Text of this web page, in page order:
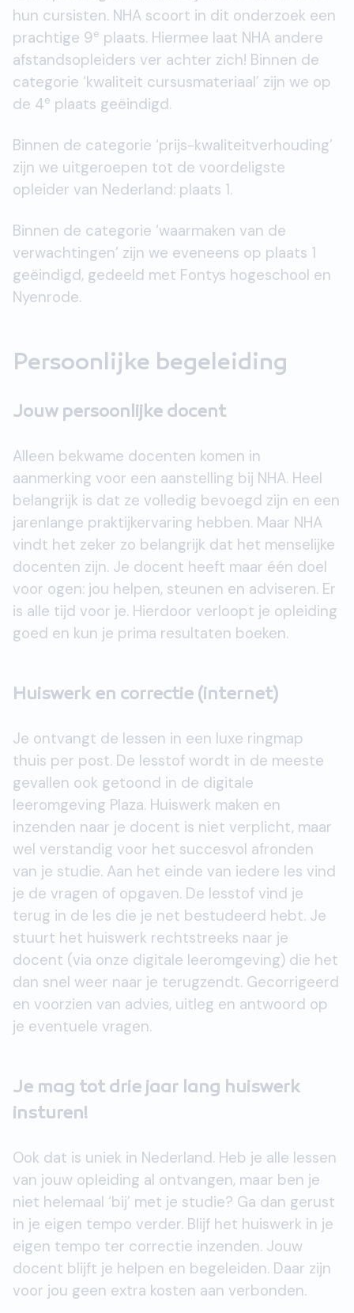
hun cursisten. NHA scoort in dit onderzoek een
prachtige 9e plaats. Hiermee laat NHA andere
afstandsopleiders ver achter zich! Binnen de
categorie ‘kwaliteit cursusmateriaal’ zijn we op
de 4e plaats geëindigd.
Binnen de categorie ‘prijs-kwaliteitverhouding’
zijn we uitgeroepen tot de voordeligste
opleider van Nederland: plaats 1.
Binnen de categorie ‘waarmaken van de
verwachtingen’ zijn we eveneens op plaats 1
geëindigd, gedeeld met Fontys hogeschool en
Nyenrode.
Persoonlijke begeleiding
Jouw persoonlijke docent
Alleen bekwame docenten komen in
aanmerking voor een aanstelling bij NHA. Heel
belangrijk is dat ze volledig bevoegd zijn en een
jarenlange praktijkervaring hebben. Maar NHA
vindt het zeker zo belangrijk dat het menselijke
docenten zijn. Je docent heeft maar één doel
voor ogen: jou helpen, steunen en adviseren. Er
is alle tijd voor je. Hierdoor verloopt je opleiding
goed en kun je prima resultaten boeken.
Huiswerk en correctie (internet)
Je ontvangt de lessen in een luxe ringmap
thuis per post. De lesstof wordt in de meeste
gevallen ook getoond in de digitale
leeromgeving Plaza. Huiswerk maken en
inzenden naar je docent is niet verplicht, maar
wel verstandig voor het succesvol afronden
van je studie. Aan het einde van iedere les vind
je de vragen of opgaven. De lesstof vind je
terug in de les die je net bestudeerd hebt. Je
stuurt het huiswerk rechtstreeks naar je
docent (via onze digitale leeromgeving) die het
dan snel weer naar je terugzendt. Gecorrigeerd
en voorzien van advies, uitleg en antwoord op
je eventuele vragen.
Je mag tot drie jaar lang huiswerk
insturen!
Ook dat is uniek in Nederland. Heb je alle lessen
van jouw opleiding al ontvangen, maar ben je
niet helemaal ‘bij’ met je studie? Ga dan gerust
in je eigen tempo verder. Blijf het huiswerk in je
eigen tempo ter correctie inzenden. Jouw
docent blijft je helpen en begeleiden. Daar zijn
voor jou geen extra kosten aan verbonden.